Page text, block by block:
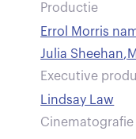
Productie
Errol Morris
Julia Sheehan,
Executive
Lindsay Law
Cinematografie